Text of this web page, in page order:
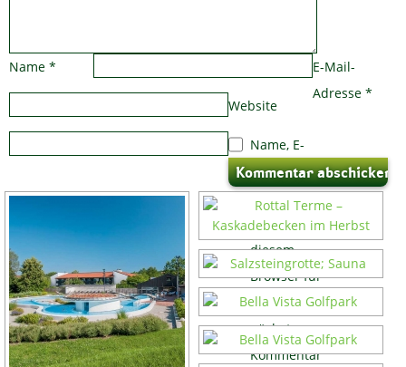
Name *
E-Mail-
Adresse *
Website
Name, E-
Mail-
Adresse und
Website in
diesem
Browser für
meinen
nächsten
Kommentar